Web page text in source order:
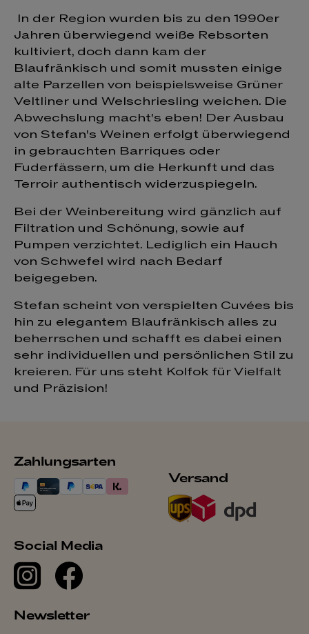
In der Region wurden bis zu den 1990er
Jahren überwiegend weiße Rebsorten
kultiviert, doch dann kam der
Blaufränkisch und somit mussten einige
alte Parzellen von beispielsweise Grüner
Veltliner und Welschriesling weichen. Die
Abwechslung macht's eben! Der Ausbau
von Stefan's Weinen erfolgt überwiegend
in gebrauchten Barriques oder
Fuderfässern, um die Herkunft und das
Terroir authentisch widerzuspiegeln.
Bei der Weinbereitung wird gänzlich auf
Filtration und Schönung, sowie auf
Pumpen verzichtet. Lediglich ein Hauch
von Schwefel wird nach Bedarf
beigegeben.
Stefan scheint von verspielten Cuvées bis
hin zu elegantem Blaufränkisch alles zu
beherrschen und schafft es dabei einen
sehr individuellen und persönlichen Stil zu
kreieren. Für uns steht Kolfok für Vielfalt
und Präzision!
Zahlungsarten
Versand
Social Media
Newsletter